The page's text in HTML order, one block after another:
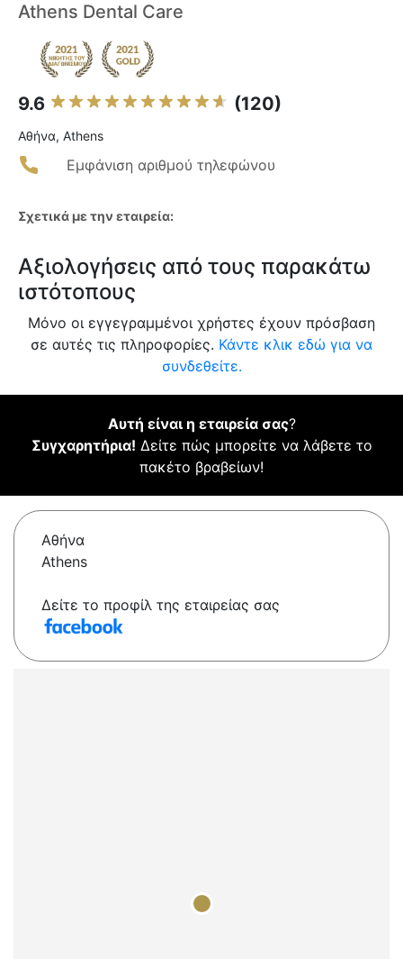
Athens Dental Care
9.6 (120)
Αθήνα, Athens
Εμφάνιση αριθμού τηλεφώνου
Σχετικά με την εταιρεία:
Αξιολογήσεις από τους παρακάτω
ιστότοπους
Μόνο οι εγγεγραμμένοι χρήστες έχουν πρόσβαση
σε αυτές τις πληροφορίες. Κάντε κλικ εδώ για να
συνδεθείτε.
Αυτή είναι η εταιρεία σας?
Συγχαρητήρια! Δείτε πώς μπορείτε να λάβετε το
πακέτο βραβείων!
Αθήνα
Athens
Δείτε το προφίλ της εταιρείας σας